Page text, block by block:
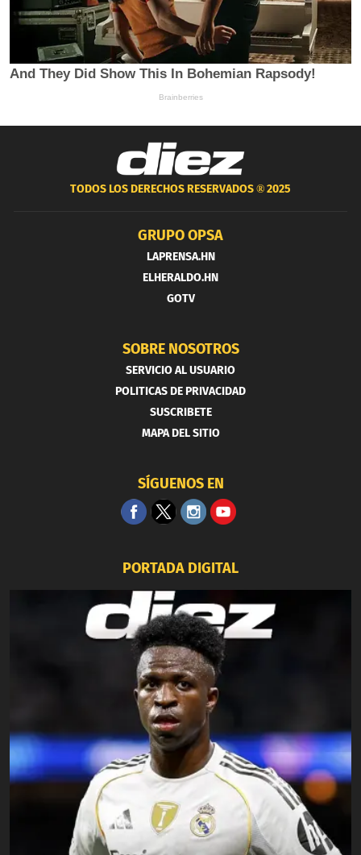
TODOS LOS DERECHOS RESERVADOS ®2025
GRUPO OPSA
LAPRENSA.HN
ELHERALDO.HN
GOTV
SOBRE NOSOTROS
SERVICIO AL USUARIO
POLITICAS DE PRIVACIDAD
SUSCRIBETE
MAPA DEL SITIO
SÍGUENOS EN
PORTADA DIGITAL